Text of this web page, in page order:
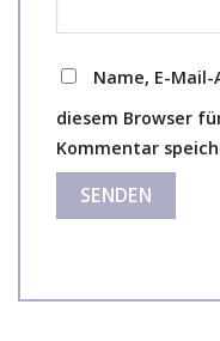
Name, E-
diesem Browser
Kommentar